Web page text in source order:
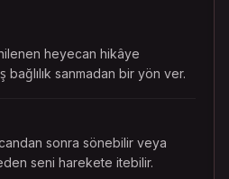
heyecan hikâye
bağlılık sanmadan bir yön ver.
sonra sönebilir veya
seni harekete itebilir.